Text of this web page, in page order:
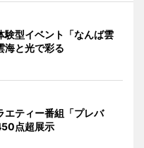
験型イベント「なんば雲
と光で彩る
エティー番組「プレバ
点超展示